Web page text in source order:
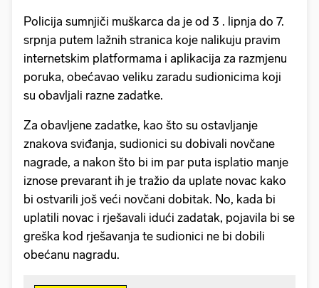
Policija sumnjiči muškarca da je od 3 . lipnja do 7.
srpnja putem lažnih stranica koje nalikuju pravim
internetskim platformama i aplikacija za razmjenu
poruka, obećavao veliku zaradu sudionicima koji
su obavljali razne zadatke.
Za obavljene zadatke, kao što su ostavljanje
znakova sviđanja, sudionici su dobivali novčane
nagrade, a nakon što bi im par puta isplatio manje
iznose prevarant ih je tražio da uplate novac kako
bi ostvarili još veći novčani dobitak. No, kada bi
uplatili novac i rješavali idući zadatak, pojavila bi se
greška kod rješavanja te sudionici ne bi dobili
obećanu nagradu.